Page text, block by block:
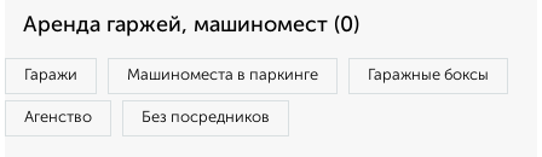
Аренда гаржей, машиномест (0)
Гаражи Машиноместа в паркинге Гаражные боксы
Агенство Без посредников